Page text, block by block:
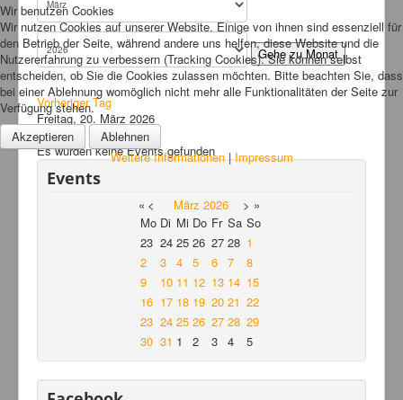
Links
FAQ
Hansefit
Kontakt
Gehe zu Monat
Vorheriger Tag
Freitag, 20. März 2026
Folgetag
Es wurden keine Events gefunden
Events
« < März 2026 > »
Mo Di Mi Do Fr Sa So
23 24 25 26 27 28 1
2
3 4 5 6 7
8
9
10 11 12 13 14 15
16 17 18 19 20 21 22
23 24 25 26 27 28 29
30 31 1 2 3 4 5
Wir benutzen Cookies
Wir nutzen Cookies auf unserer Website. Einige von ihnen sind essenziell für
den Betrieb der Seite, während andere uns helfen, diese Website und die
Nutzererfahrung zu verbessern (Tracking Cookies). Sie können selbst
entscheiden, ob Sie die Cookies zulassen möchten. Bitte beachten Sie, dass
bei einer Ablehnung womöglich nicht mehr alle Funktionalitäten der Seite zur
Verfügung stehen.
Akzeptieren
Ablehnen
Weitere Informationen|Impressum